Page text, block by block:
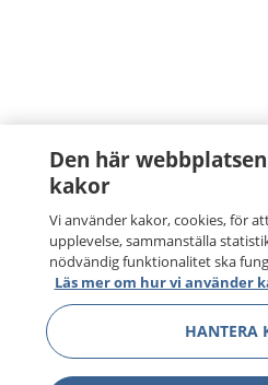
Den här
kakor
Vi använder kakor, cookies, för
upplevelse, sammanställa
nödvändig funktionalitet ska
Läs mer om hur vi använder
HANTERA